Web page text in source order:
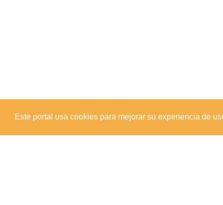
Este portal usa cookies para mejorar su experiencia de